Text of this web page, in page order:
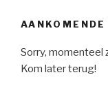
Sorry, momenteel
Kom later terug!